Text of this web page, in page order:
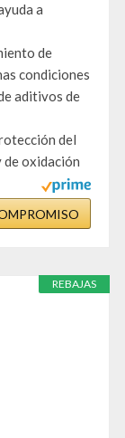
a
de
condiciones
aditivos de
del
oxidación
REBAJAS